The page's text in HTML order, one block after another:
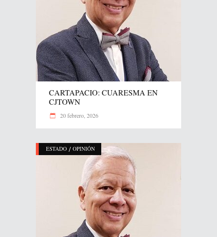
CARTAPACIO: CUARESMA EN
CJTOWN
20 febrero, 2026
ESTADO / OPINIÓN